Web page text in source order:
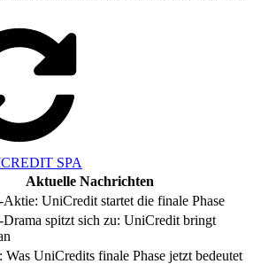
SPA
Aktuelle Nachrichten
UniCredit startet die finale Phase
Drama spitzt sich zu: UniCredit bringt
Was UniCredits finale Phase jetzt bedeutet